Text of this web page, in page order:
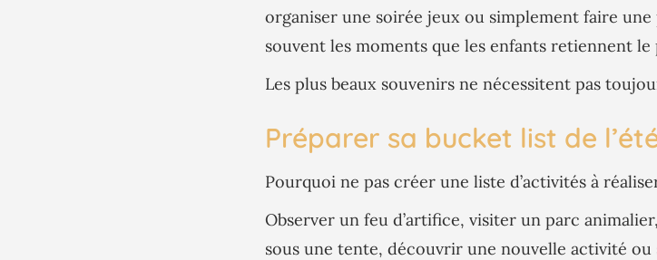
organiser une soirée jeux ou simplement faire
souvent les moments que les enfants retiennent le
Les plus beaux souvenirs ne nécessitent pas
Préparer sa bucket list de
Pourquoi ne pas créer une liste d’activités à
Observer un feu d’artifice, visiter un parc
sous une tente, découvrir une nouvelle activité